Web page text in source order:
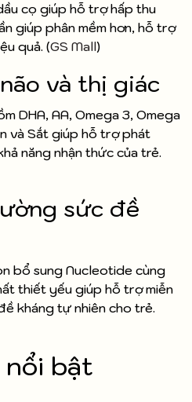
cọ giúp hỗ trợ hấp thu
giúp phân mềm hơn, hỗ trợ
quả. (GS Mall)
và thị giác
DHA, AA, Omega 3, Omega
và Sắt giúp hỗ trợ phát
năng nhận thức của trẻ.
sức đề
bổ sung Nucleotide cùng
thiết yếu giúp hỗ trợ miễn
kháng tự nhiên cho trẻ.
nổi bật